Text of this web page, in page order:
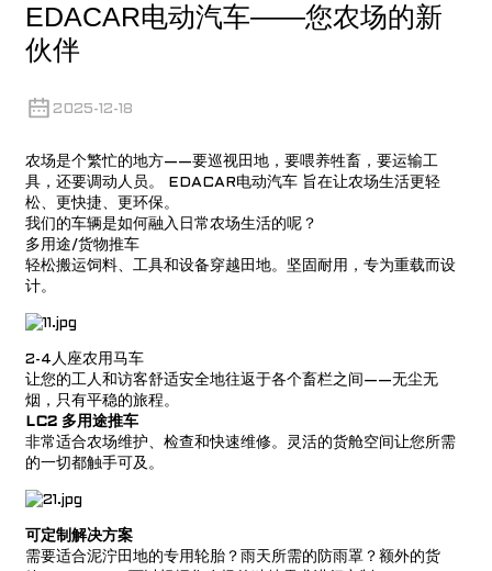
EDACAR电动汽车——您农场的新
伙伴
2025-12-18
农场是个繁忙的地方——要巡视田地，要喂养牲畜，要运输工
具，还要调动人员。
EDACAR电动汽车旨在让农场生活更轻
松、更快捷、更环保。
我们的车辆是如何融入日常农场生活的呢？
多用途/货物推车
轻松搬运饲料、工具和设备穿越田地。坚固耐用，专为重载而设
计。
2-4人座农用马车
让您的工人和访客舒适安全地往返于各个畜栏之间——无尘无
烟，只有平稳的旅程。
LC2 多用途推车
非常适合农场维护、检查和快速维修。灵活的货舱空间让您所需
的一切都触手可及。
可定制解决方案
需要适合泥泞田地的专用轮胎？雨天所需的防雨罩？额外的货